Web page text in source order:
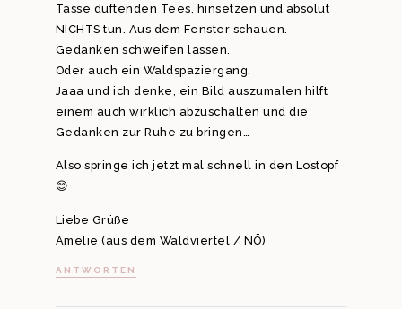
Tasse duftenden Tees, hinsetzen und absolut
NICHTS tun. Aus dem Fenster schauen.
Gedanken schweifen lassen.
Oder auch ein Waldspaziergang.
Jaaa und ich denke, ein Bild auszumalen hilft
einem auch wirklich abzuschalten und die
Gedanken zur Ruhe zu bringen…
Also springe ich jetzt mal schnell in den Lostopf
😊
Liebe Grüße
Amelie (aus dem Waldviertel / NÖ)
ANTWORTEN